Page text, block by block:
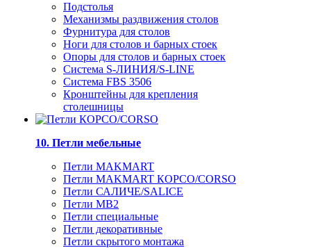
Подстолья
Механизмы раздвижения столов
Фурнитура для столов
Ноги для столов и барных стоек
Опоры для столов и барных стоек
Система S-ЛИНИЯ/S-LINE
Система FBS 3506
Кронштейны для крепления
столешницы
10. Петли мебельные
Петли MAKMART
Петли MAKMART КОРСО/CORSO
Петли САЛИЧЕ/SALICE
Петли MB2
Петли специальные
Петли декоративные
Петли скрытого монтажа